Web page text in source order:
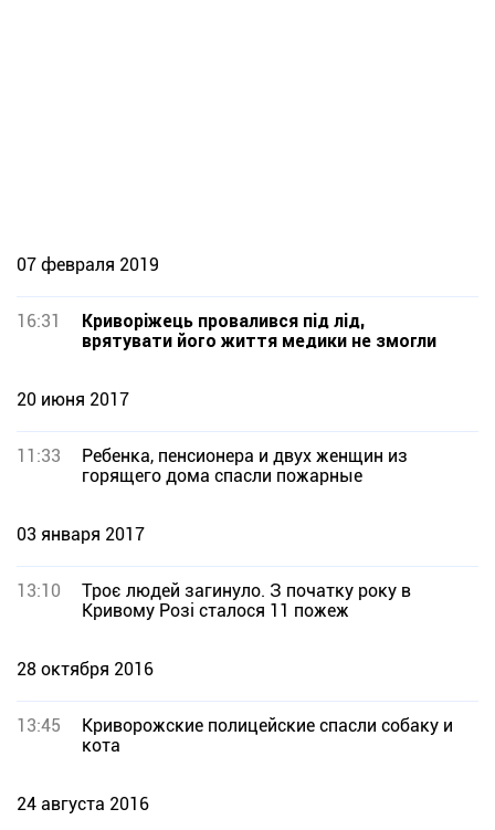
07 февраля 2019
16:31
Криворіжець провалився під лід,
врятувати його життя медики не змогли
20 июня 2017
11:33
Ребенка, пенсионера и двух женщин из
горящего дома спасли пожарные
03 января 2017
13:10
Троє людей загинуло. З початку року в
Кривому Розі сталося 11 пожеж
28 октября 2016
13:45
Криворожские полицейские спасли собаку и
кота
24 августа 2016